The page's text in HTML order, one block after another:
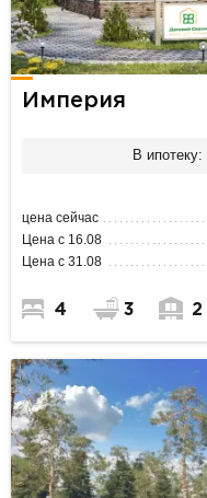
Империя
В ипотеку:
цена сейчас
Цена с 16.08
Цена с 31.08
4 3 2